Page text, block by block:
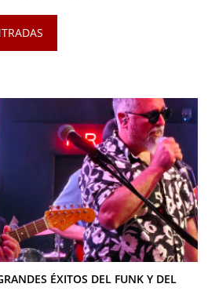
ÉXITOS DEL FUNK Y DEL